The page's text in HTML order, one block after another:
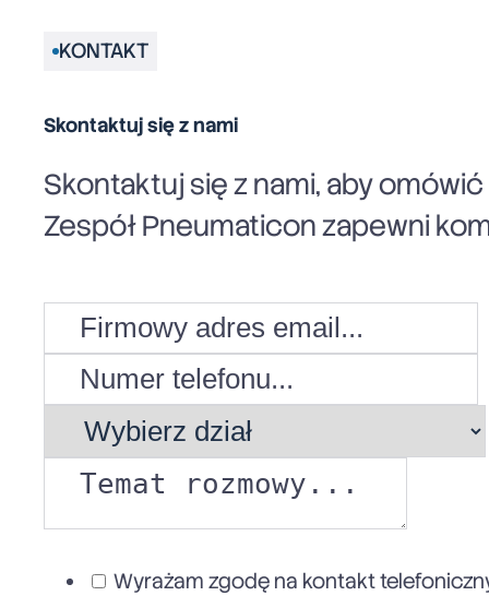
KONTAKT
Skontaktuj się z nami
Skontaktuj się z nami, aby
Zespół Pneumaticon zapewni
Wyrażam zgodę na kontakt